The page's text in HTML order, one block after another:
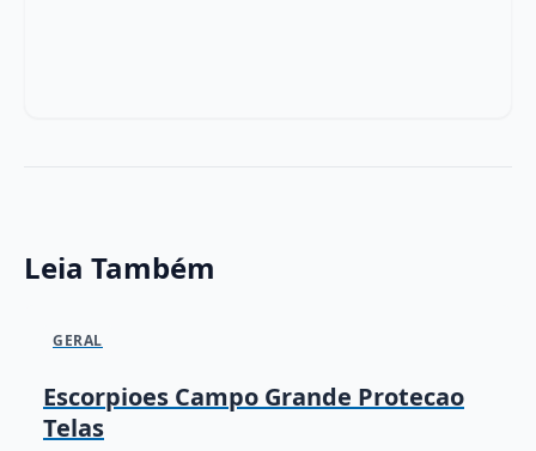
Leia Também
GERAL
Escorpioes Campo Grande Protecao
Telas